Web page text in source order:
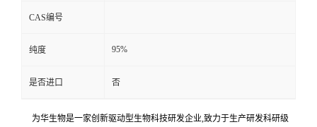
CAS编号
纯度 95%
是否进口 否
为华生物是一家创新驱动型生物科技研发企业,致力于生产研发科研级